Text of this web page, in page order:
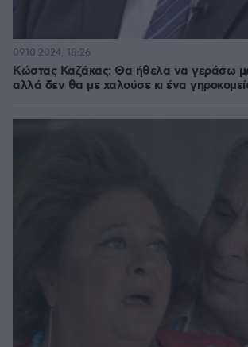
Κώστας Καζάκας: Θα ήθελα να γεράσω με
αλλά δεν θα με χαλούσε κι ένα
09.10.2024, 18:26